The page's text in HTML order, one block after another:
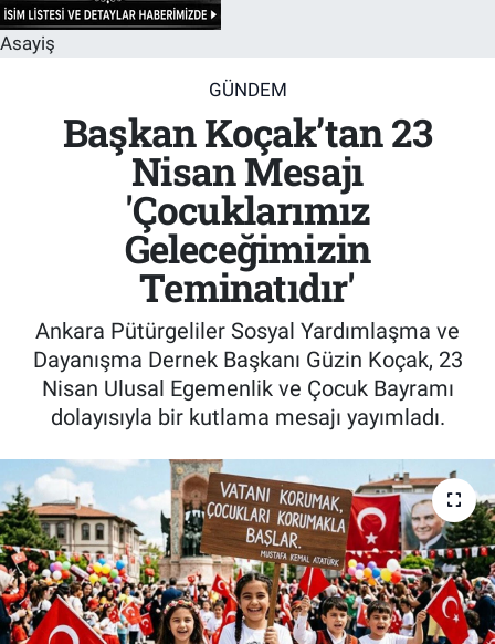
Asayiş
GÜNDEM
Başkan Koçak’tan 23
Nisan Mesajı
'Çocuklarımız
Geleceğimizin
Teminatıdır'
Ankara Pütürgeliler Sosyal Yardımlaşma ve
Dayanışma Dernek Başkanı Güzin Koçak, 23
Nisan Ulusal Egemenlik ve Çocuk Bayramı
dolayısıyla bir kutlama mesajı yayımladı.